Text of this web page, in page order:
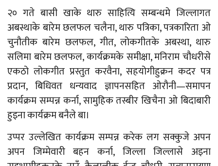
२० गते बासी खाके थारु साहित्यि सम्बन्धमे जिल्लागत
अबस्थाके बारेम छलफल चलैना, थारु पत्रिका, पत्रकारिता ओ
चुनौतीक बारेम छलफल, गीत, लोकगीतके अबस्था, थारु
सलिमा बारेम छलफल, कार्यक्रमके समीक्षा, मनिराम चौधरीसे
एकठो लोकगीत प्रस्तुत करवैना, सहयोगीहुक्रन कदर पत्र
प्रदान, बिधिवत धन्यवाद ज्ञापनसहित ओरौनी—समापन
कार्यक्रम सम्पन्न कर्ना, सामुहिक तस्बीर खिचैना ओ बिदाबारी
हुइना कार्यक्रम बनैले बा।
उप्पर उल्लेखित कार्यक्रम सम्पन्न करेक लग सक्कुजे अपन
अपन जिम्मेवारी बहन कर्ना, जिल्ला जिल्लासे अइना